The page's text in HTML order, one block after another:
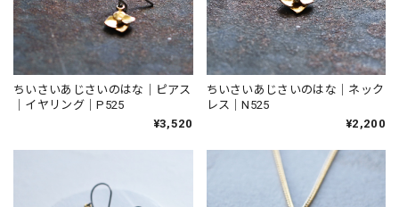
ちいさいあじさいのはな｜ピアス
｜イヤリング｜P525
¥3,520
ちいさいあじさいのはな｜ネック
レス｜N525
¥2,200